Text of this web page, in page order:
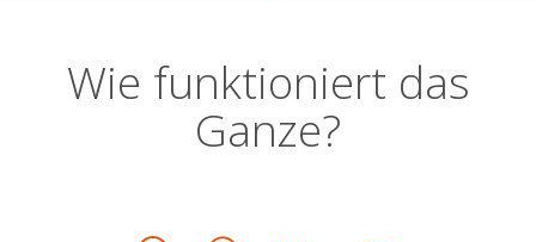
Wie funktioniert das
Ganze?